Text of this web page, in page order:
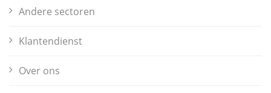
Andere sectoren
Klantendienst
Over ons